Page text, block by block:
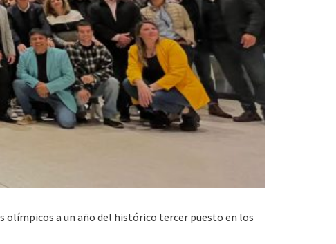
olímpicos a un año del histórico tercer puesto en los